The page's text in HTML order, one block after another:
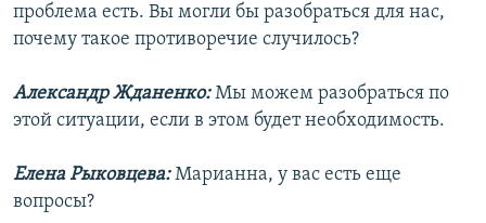
проблема есть. Вы могли бы разобраться для нас,
почему такое противоречие случилось?
Александр Жданенко:Мы можем разобраться по
этой ситуации, если в этом будет необходимость.
Елена Рыковцева:Марианна, у вас есть еще
вопросы?